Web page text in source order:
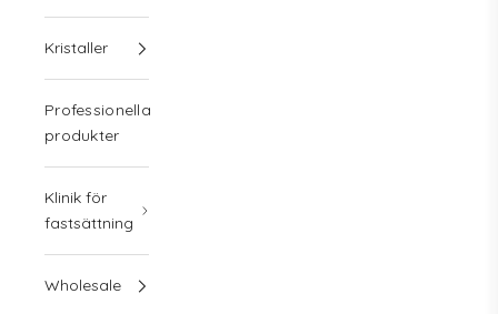
Kristaller
Professionella
produkter
Klinik för
fastsättning
Wholesale